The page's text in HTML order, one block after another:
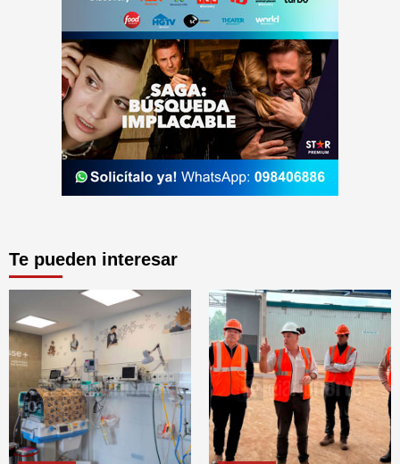
Te pueden interesar